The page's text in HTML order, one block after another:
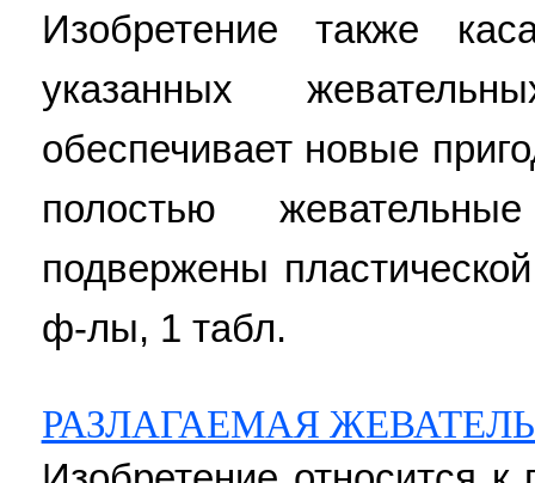
Изобретение также
указанных
обеспечивает новые
полостью
подвержены
ф-лы, 1 табл.
РАЗЛАГАЕМАЯ